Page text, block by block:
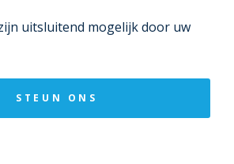
uitsluitend mogelijk door uw
STEUN ONS